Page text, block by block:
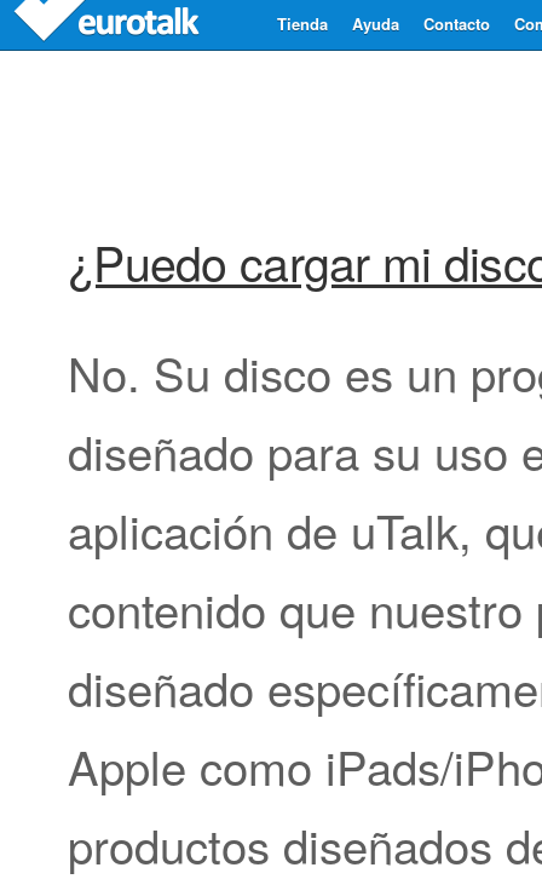
Contacto
Ayuda
Tienda
¿Puedo cargar mi
No. Su disco es un
diseñado para su uso
aplicación de uTalk,
contenido que
diseñado
Apple como iPads/
productos diseñados